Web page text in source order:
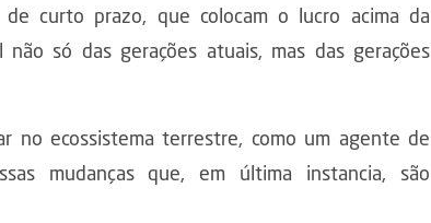
curto prazo, que colocam o lucro acima da
só das gerações atuais, mas das gerações
no ecossistema terrestre, como um agente de
mudanças que, em última instancia, são